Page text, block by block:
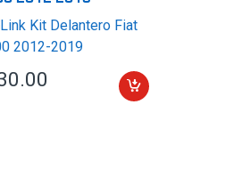
en la página de producto